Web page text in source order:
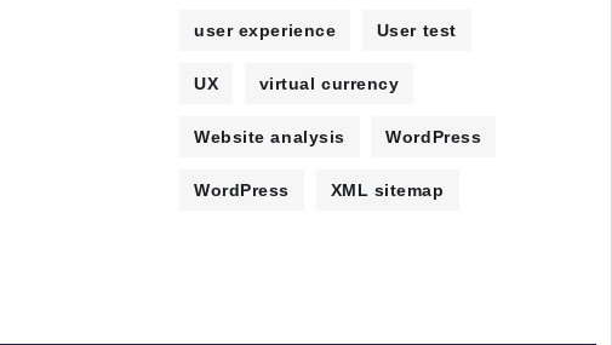
user experience User test
UX virtual currency
Website analysis WordPress
WordPress XML sitemap